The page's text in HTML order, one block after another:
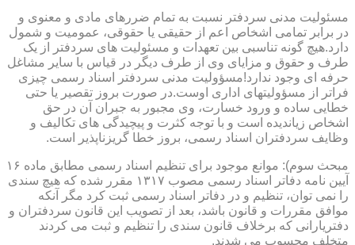
مسئولیت مدنی سردفتر نسبت به تمام ضررهای مادی و معنوی و
در برابر تمامی اشخاص اعم از حقیقی یا حقوقی، عمومیت و شمول
دارد.هیچ گونه تناسبی بین تعهدات و مسئولیت های سردفتر از یک
طرف و حقوق و مزایای وی از طرف دیگر در قیاس با سایر مشاغل
حرفه ای وجود ندارد!مسؤولیت مدنی سردفتر اسناد رسمی چیزی
فراتر از مسؤولیتهای اداری اوست.در صورت بروز تقصیر یا حتی
خطایی ساده و ورود خسارت، وی مجبور به جبران آن در حق
اشخاص زیاندیده است و با توجه کثرت و پیچیدگی های تکالیف و
وظایف سردفتران اسناد رسمی، بروز خطا گریزناپذیر است.
مبحث سوم): موانع موجود برای تنظیم اسناد رسمی مطابق ماده ۱۶
آیین نامه دفاتر اسناد رسمی مصوب ۱۳۱۷ مقرر شده که هیچ سندی
را نمی توان، تنظیم و در دفاتر اسناد رسمی ثبت کرد مگر آنکه
موافق مقررات و قانون باشد، بعد از تصویب این قانون سردفتران و
دفتریارانی که برخلاف قانون سندی را تنظیم و ثبت می کردند
متخلف محسوب می شدند.